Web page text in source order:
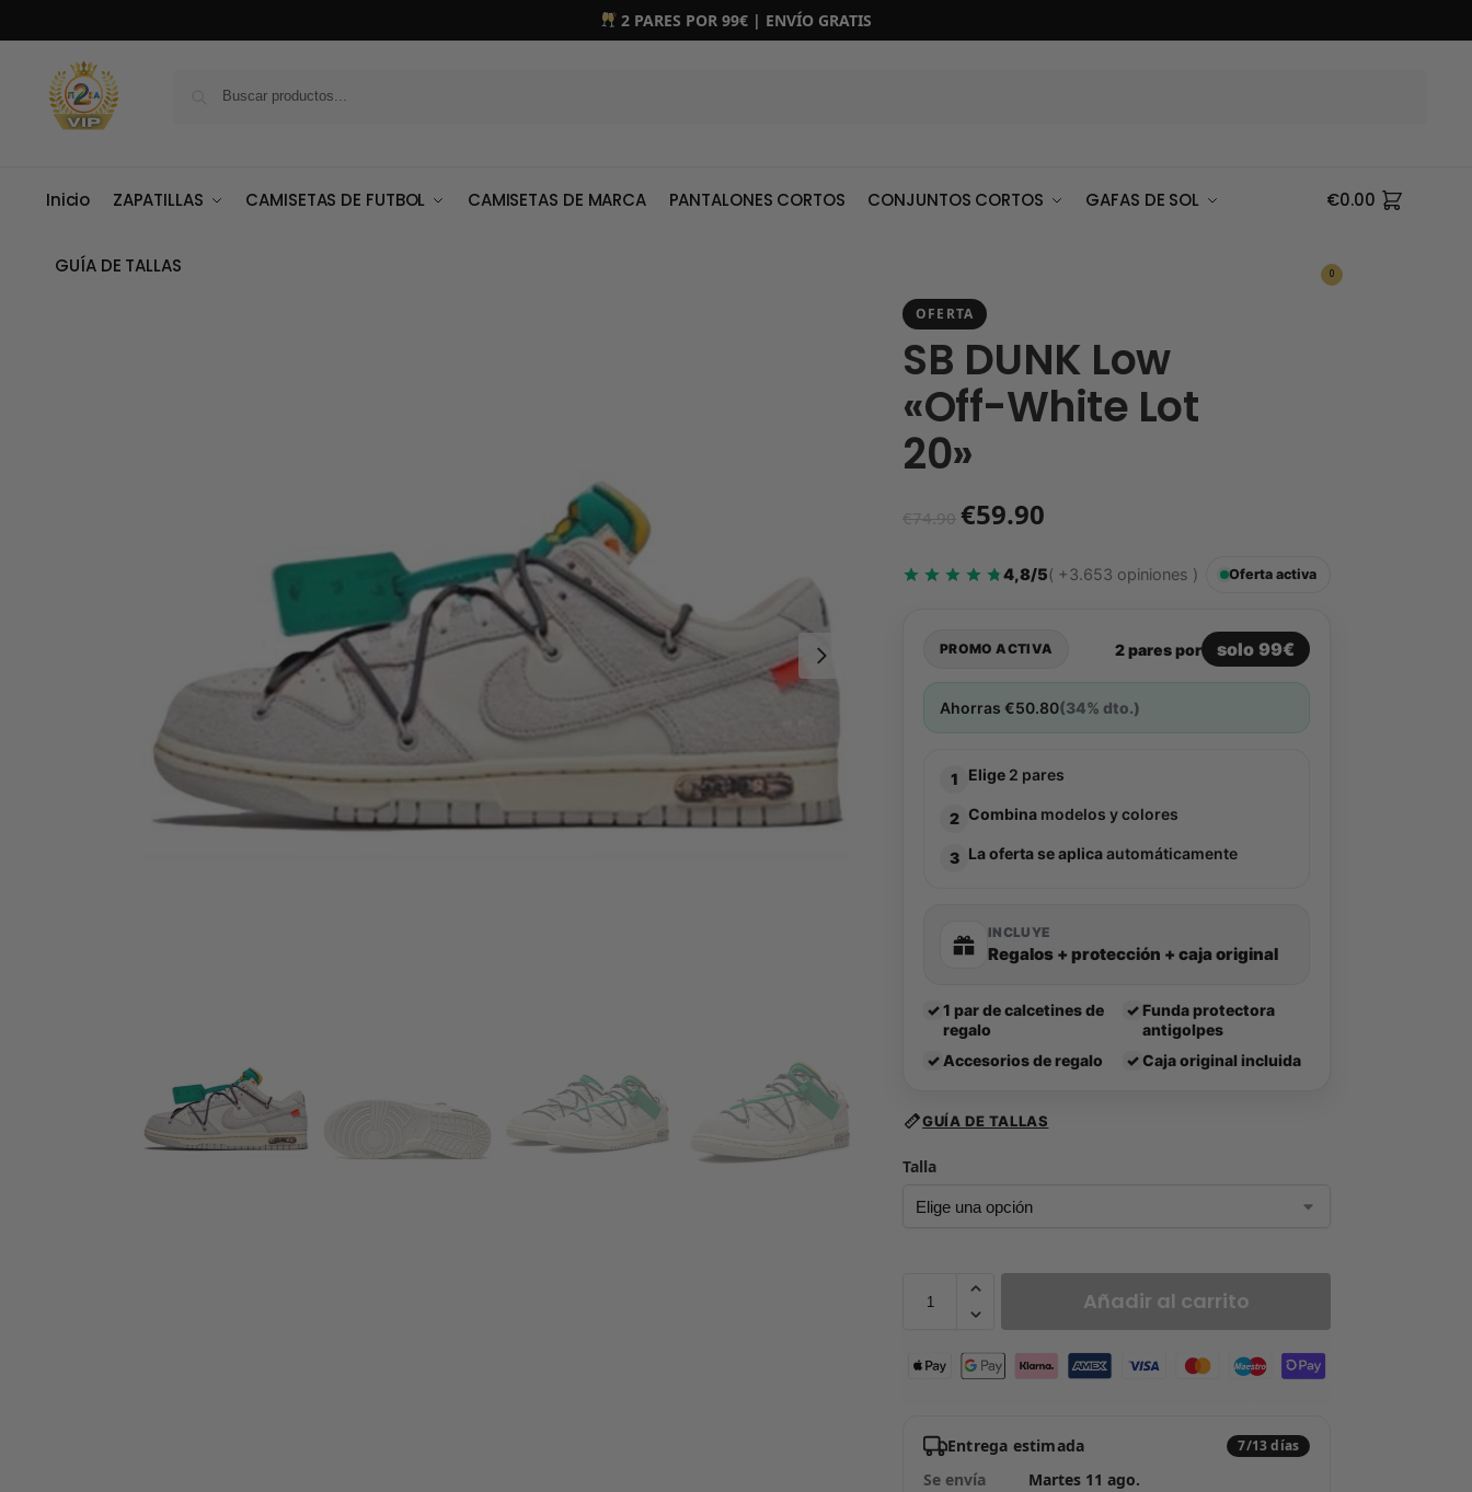
2 PARES POR 99€ | ENVÍO GRATIS
Inicio ZAPATILLAS CAMISETAS DE FUTBOL CAMISETAS DE MARCA PANTALONES CORTOS CONJUNTOS CORTOS GAFAS DE SOL
GUÍA DE TALLAS
€0.00
0
OFERTA
SB DUNK Low
«Off-White Lot
20»
€74.90 €59.90
4,8/5( +3.653 opiniones ) Oferta activa
PROMO ACTIVA 2 pares por solo 99€
Ahorras€50.80(34% dto.)
1 Elige 2 pares
2 Combina modelos y colores
3 La oferta se aplicaautomáticamente
INCLUYE
Regalos + protección + caja original
✓1 par de calcetines de
regalo
✓ Funda protectora
antigolpes
✓ Accesorios de regalo ✓ Caja original incluida
GUÍA DE TALLAS
Talla
Añadir al carrito
Entrega estimada 7/13 días
Se envía
Martes 11 ago.